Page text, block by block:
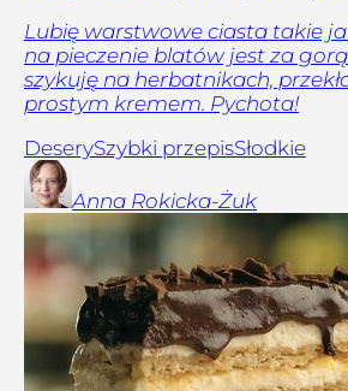
Lubię warstwowe ciasta takie
na pieczenie blatów jest za
szykuję na herbatnikach,
prostym kremem. Pychota!
DeserySzybki przepisSłodkie
Anna Rokicka-Żuk